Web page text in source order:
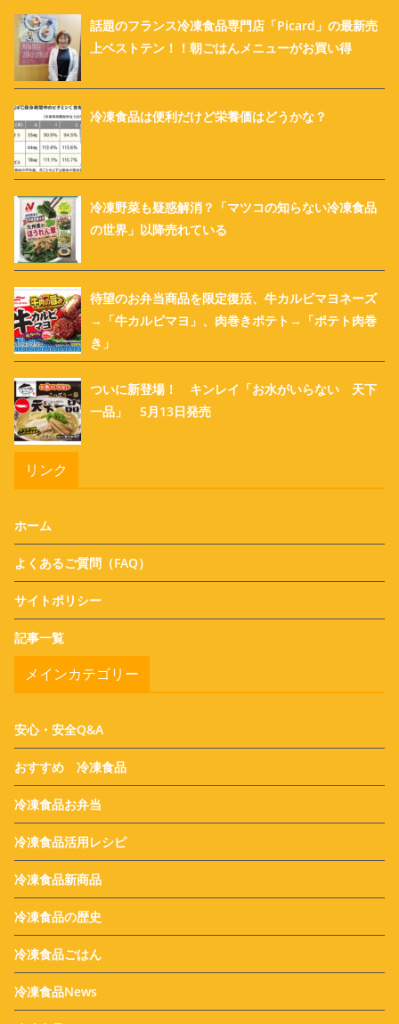
話題のフランス冷凍食品専門店「Picard」の最新売
上ベストテン！！朝ごはんメニューがお買い得
冷凍食品は便利だけど栄養価はどうかな？
冷凍野菜も疑惑解消？「マツコの知らない冷凍食品
の世界」以降売れている
待望のお弁当商品を限定復活、牛カルビマヨネーズ
→「牛カルビマヨ」、肉巻きポテト→「ポテト肉巻
き」
ついに新登場！ キンレイ「お水がいらない 天下
一品」 5月13日発売
リンク
ホーム
よくあるご質問（FAQ）
サイトポリシー
記事一覧
メインカテゴリー
安心・安全Q&A
おすすめ 冷凍食品
冷凍食品お弁当
冷凍食品活用レシピ
冷凍食品新商品
冷凍食品の歴史
冷凍食品ごはん
冷凍食品News